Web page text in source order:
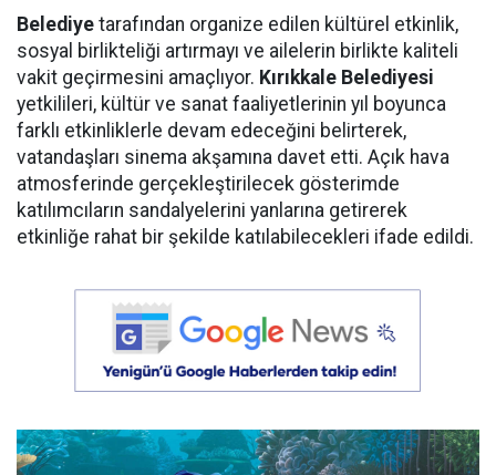
Belediye tarafından organize edilen kültürel etkinlik,
sosyal birlikteliği artırmayı ve ailelerin birlikte kaliteli
vakit geçirmesini amaçlıyor. Kırıkkale Belediyesi
yetkilileri, kültür ve sanat faaliyetlerinin yıl boyunca
farklı etkinliklerle devam edeceğini belirterek,
vatandaşları sinema akşamına davet etti. Açık hava
atmosferinde gerçekleştirilecek gösterimde
katılımcıların sandalyelerini yanlarına getirerek
etkinliğe rahat bir şekilde katılabilecekleri ifade edildi.